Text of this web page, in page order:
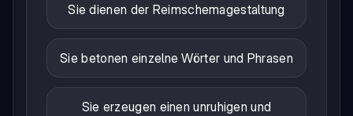
Sie dienen der Reimschemagestaltung
Sie betonen einzelne Wörter und Phrasen
Sie erzeugen einen unruhigen und